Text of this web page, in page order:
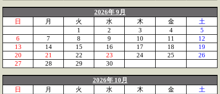
2026年 9月
日
月 火 水 木 金
土
1
2 3 4
5
6
7 8 9 10 11
12
13
14 15 16 17 18
19
20
21 22 23 24 25
26
27
28 29 30
2026年 10月
日
月 火 水 木 金
土